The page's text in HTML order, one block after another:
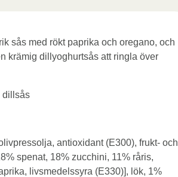
sås med rökt paprika och oregano, och
krämig dillyoghurtsås att ringla över
dillsås
antioxidant (E300), frukt- och
spenat, 18% zucchini, 11% råris,
livsmedelssyra (E330)], lök, 1%